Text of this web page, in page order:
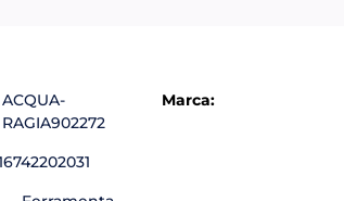
ACQUA-
RAGIA902272
Marca: